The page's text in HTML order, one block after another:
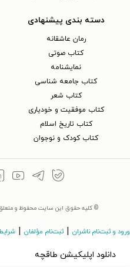
دانلود اپلیکیشن طاقچه
دسته بندی پیشنهادی
رمان عاشقانه
کتاب‌ صوتی
نمایشنامه
کتاب جامعه شناسی
کتاب شعر
کتاب موفقیت و خودیاری
کتاب تاریخ اسلام
کتاب کودک و نوجوان
© کلیه حقوق این سایت محفوظ و
ورود و ثبت‌نام ناشران | ثبت‌نام مؤلفان |
3.243.11